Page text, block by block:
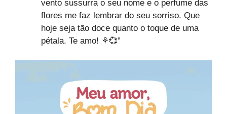
vento sussurra o seu nome e o perfume das
flores me faz lembrar do seu sorriso. Que
hoje seja tão doce quanto o toque de uma
pétala. Te amo! ⚘💞”